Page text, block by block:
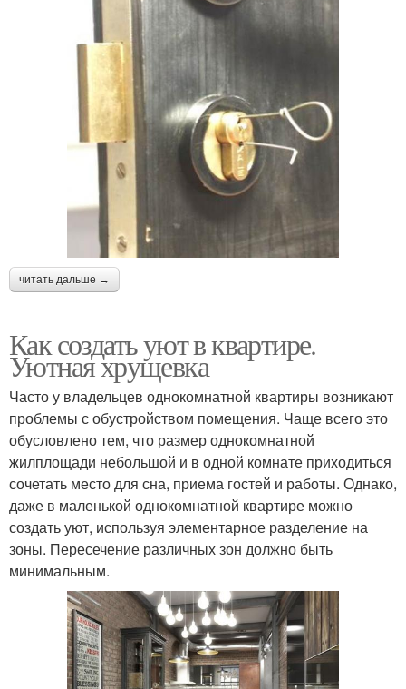
читать дальше →
Как создать уют в квартире.
Уютная хрущевка
Часто у владельцев однокомнатной квартиры возникают
проблемы с обустройством помещения. Чаще всего это
обусловлено тем, что размер однокомнатной
жилплощади небольшой и в одной комнате приходиться
сочетать место для сна, приема гостей и работы. Однако,
даже в маленькой однокомнатной квартире можно
создать уют, используя элементарное разделение на
зоны. Пересечение различных зон должно быть
минимальным.